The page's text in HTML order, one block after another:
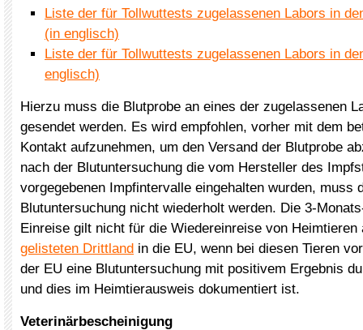
Liste der für Tollwuttests zugelassenen Labors in
(in englisch)
Liste der für Tollwuttests zugelassenen Labors in
englisch)
Hierzu muss die Blutprobe an eines der zugelassenen
gesendet werden. Es wird empfohlen, vorher mit dem
Kontakt aufzunehmen, um den Versand der Blutprobe
nach der Blutuntersuchung die vom Hersteller des
vorgegebenen Impfintervalle eingehalten wurden, muss
Blutuntersuchung nicht wiederholt werden. Die 3-
Einreise gilt nicht für die Wiedereinreise von
gelisteten Drittland in die EU, wenn bei diesen Tieren
der EU eine Blutuntersuchung mit positivem Ergebnis
und dies im Heimtierausweis dokumentiert ist.
Veterinärbescheinigung